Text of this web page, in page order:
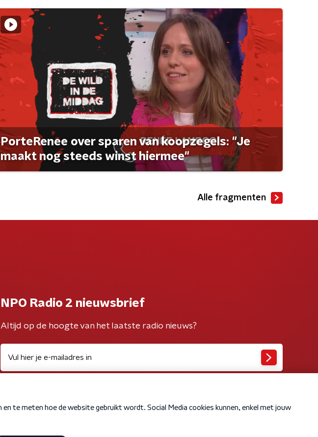
PorteRenee over sparen van koopzegels: "Je
maakt nog steeds winst hiermee"
Alle fragmenten
NPO Radio 2 nieuwsbrief
Altijd op de hoogte van het laatste radio nieuws?